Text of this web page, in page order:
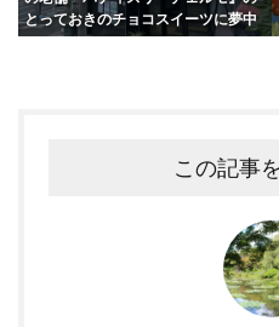
とっておきのチョコスイーツに夢中
この記事